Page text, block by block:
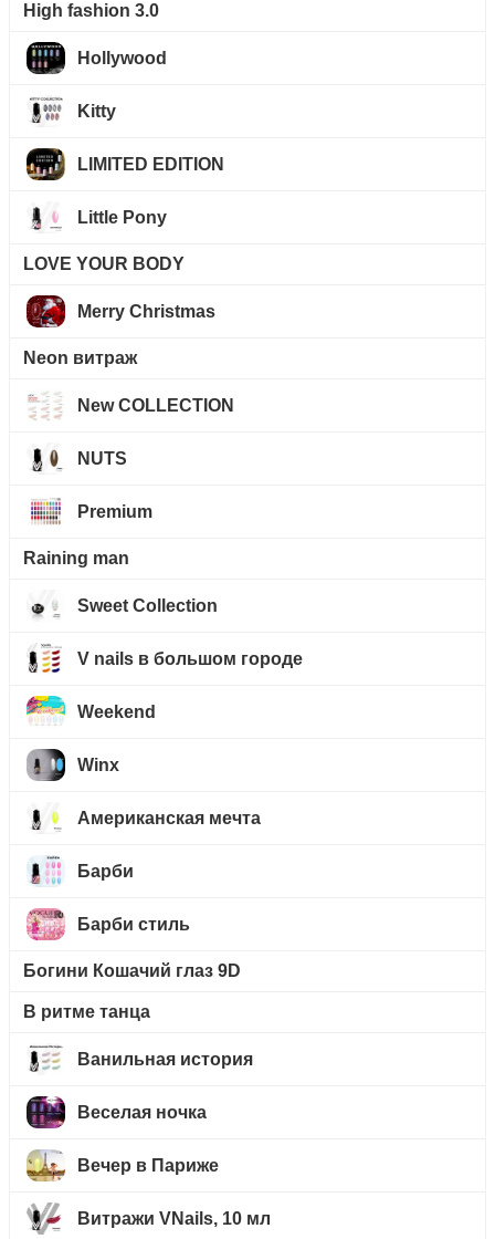
High fashion 3.0
Hollywood
Kitty
LIMITED EDITION
Little Pony
LOVE YOUR BODY
Merry Christmas
Neon витраж
New COLLECTION
NUTS
Premium
Raining man
Sweet Collection
V nails в большом городе
Weekend
Winx
Американская мечта
Барби
Барби стиль
Богини Кошачий глаз 9D
В ритме танца
Ванильная история
Веселая ночка
Вечер в Париже
Витражи VNails, 10 мл